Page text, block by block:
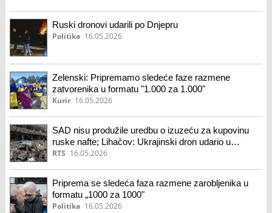
Ruski dronovi udarili po Dnjepru
Politika 16.05.2026
Zelenski: Pripremamo sledeće faze razmene
zatvorenika u formatu "1.000 za 1.000"
Kurir 16.05.2026
SAD nisu produžile uredbu o izuzeću za kupovinu
ruske nafte; Lihačov: Ukrajinski dron udario u
cevovod zaporoške nuklearke
RTS 16.05.2026
Priprema se sledeća faza razmene zarobljenika u
formatu „1000 za 1000"
Politika 16.05.2026